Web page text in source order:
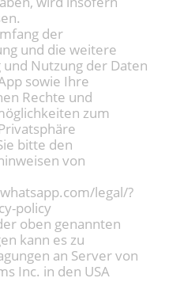
der
und die weitere
Nutzung der Daten
sowie Ihre
Rechte und
zum
bitte den
von
legal/?
policy
oben genannten
kann es zu
an Server von
Inc. in den USA